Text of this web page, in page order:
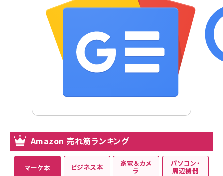
Amazon 売れ筋ランキング
マーケ本 ビジネス本 家電＆カメ
ラ
パソコン・
周辺機器